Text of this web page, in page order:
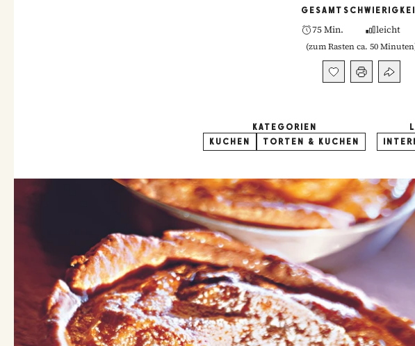
GESAMT
75 Min. leicht
(zum Rasten ca. 50 Minuten
KATEGORIEN
KUCHEN
TORTEN & KUCHEN